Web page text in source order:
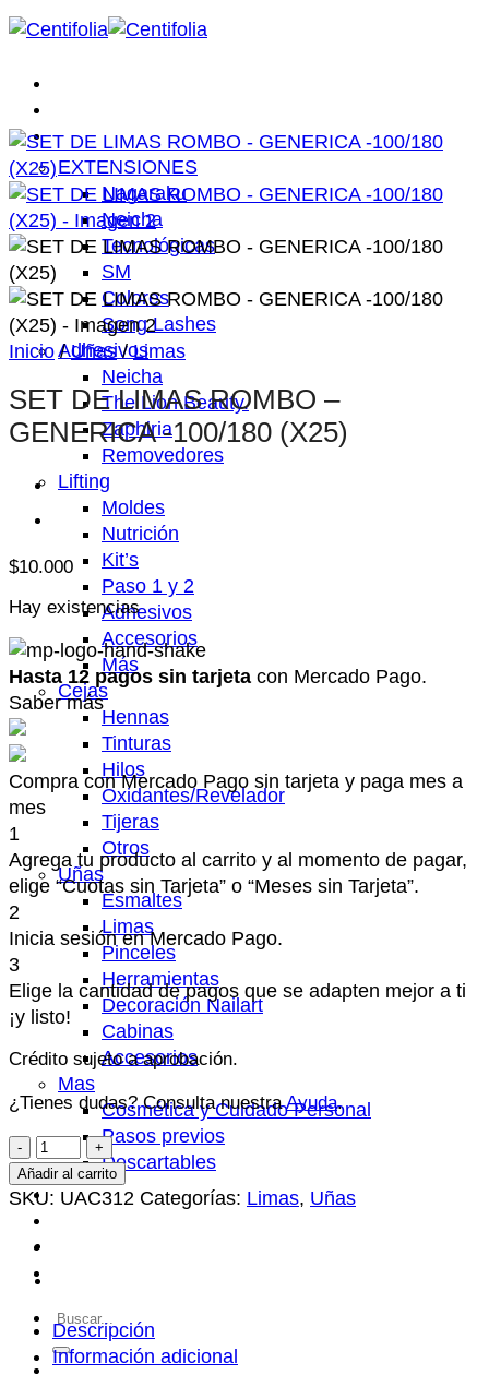
Saltar
Tienda
EXTENSIONES
Nagaraku
Neicha
Tecnológicas
SM
Colores
Song Lashes
Adhesivos
Neicha
The Lion Beauty.
Zaphiria
Removedores
Lifting
Moldes
Nutrición
Kit’s
Paso 1 y 2
Adhesivos
Accesorios
Más
Cejas
Hennas
Tinturas
Hilos
Oxidantes/Revelador
Tijeras
Otros
Uñas
Esmaltes
Limas
Pinceles
Herramientas
Decoración Nailart
Cabinas
Accesorios
Mas
Cosmética y Cuidado Personal
Pasos previos
Descartables
Centisale
Buscar
por:
Inicio / Uñas / Limas
SET DE LIMAS ROMBO –
GENERICA -100/180 (X25)
$10.000
Hay existencias
Hasta 12 pagos sin tarjeta con Mercado Pago.
Saber más
Compra con Mercado Pago sin tarjeta y paga mes a
mes
1
Agrega tu producto al carrito y al momento de pagar,
elige “Cuotas sin Tarjeta” o “Meses sin Tarjeta”.
2
Inicia sesión en Mercado Pago.
3
Elige la cantidad de pagos que se adapten mejor a ti
¡y listo!
Crédito sujeto a aprobación.
¿Tienes dudas? Consulta nuestraAyuda.
SET
DE
LIMAS
ROMBO
-
GENERICA
(X25)
cantidad
Añadir al carrito
SKU: UAC312 Categorías: Limas, Uñas
Descripción
Información adicional